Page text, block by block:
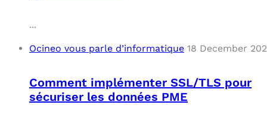
...
Ocineo vous parle d’informatique 18 December
Comment implémenter SSL/TLS pour
sécuriser les données PME